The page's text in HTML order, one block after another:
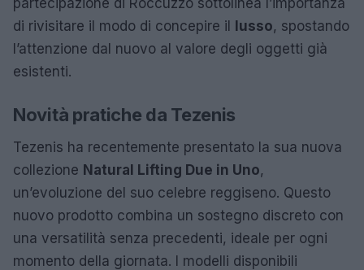
di rivisitare il modo di concepire il lusso, spostando
l’attenzione dal nuovo al valore degli oggetti già
esistenti.
Novità pratiche da Tezenis
Tezenis ha recentemente presentato la sua nuova
collezione Natural Lifting Due in Uno,
un’evoluzione del suo celebre reggiseno. Questo
nuovo prodotto combina un sostegno discreto con
una versatilità senza precedenti, ideale per ogni
momento della giornata. I modelli disponibili